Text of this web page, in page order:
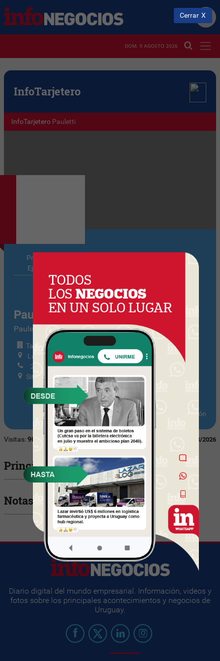
DOM. 9 AGOSTO 2026
InfoTarjetero
InfoTarjetero Pauletti
Principales
Ejecutivos
Pauletti
Pauletti /
Tamaño: Mediana Tramo I
Luis Lamas 3289 / 304
2624 02 70
Sitio web
Actualizar información
Visitas:906 Última actualización: 09/08/2026
Principales Ejecutivos
Notas relacionadas
Diario digital del mundo empresarial. Información, videos y
fotos sobre los principales acontecimientos y negocios de
Uruguay.
Cerrar